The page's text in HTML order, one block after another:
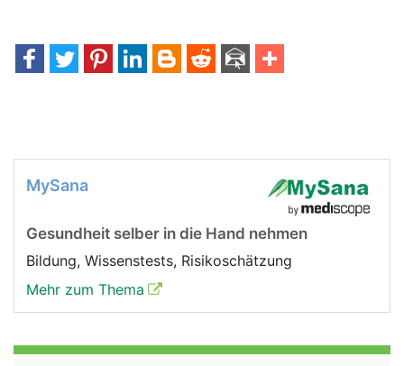
MySana
Gesundheit selber in die Hand nehmen
Bildung, Wissenstests, Risikoschätzung
Mehr zum Thema